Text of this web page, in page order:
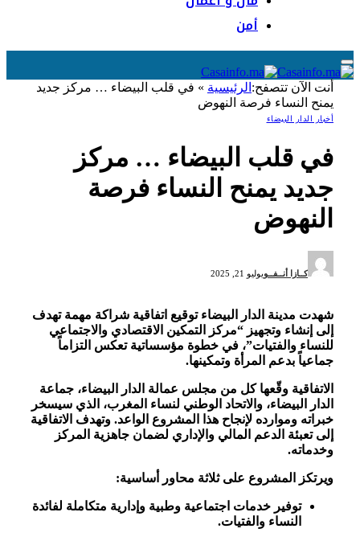
أمن
أنت الآن تتصفح:الرئيسية»في قلب البيضاء … مركز جديد
يمنح النساء فرصة النهوض
أخبار الدار البيضاء
في قلب البيضاء … مركز
جديد يمنح النساء فرصة
النهوض
كــازا أنــفــويوليو 21, 2025
شهدت مدينة الدار البيضاء توقيع اتفاقية شراكة مهمة تهدف
إلى إنشاء وتجهيز “مركز التمكين الاقتصادي والاجتماعي
للنساء والفتيات”، في خطوة مؤسساتية تعكس التزاماً
جماعياً بدعم المرأة وتمكينها.
الاتفاقية وقّعها كل من مجلس عمالة الدار البيضاء، جماعة
الدار البيضاء، والاتحاد الوطني لنساء المغرب، الذي سيسخر
خبراته وموارده لإنجاح هذا المشروع الواعد. وتهدف الاتفاقية
إلى تعبئة الدعم المالي والإداري لضمان جاهزية المركز
وخدماته.
ويرتكز المشروع على ثلاثة محاور أساسية:
توفير خدمات اجتماعية وطبية وإدارية متكاملة لفائدة
النساء والفتيات.